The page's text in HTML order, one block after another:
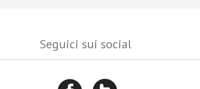
Seguici sui social